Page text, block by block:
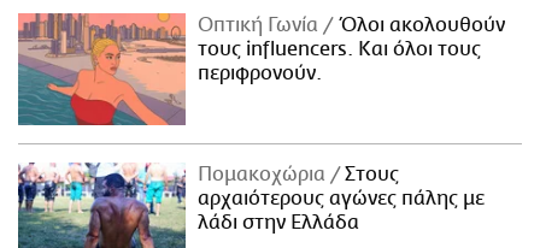
Οπτική Γωνία
Όλοι ακολουθούν
τους influencers. Και όλοι τους
περιφρονούν.
Πομακοχώρια
Στους
αρχαιότερους αγώνες πάλης με
λάδι στην Ελλάδα